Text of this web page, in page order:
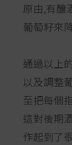
原由,有釀
葡萄籽來
通過以上
以及調整
至把每個
這對後期
作起到了